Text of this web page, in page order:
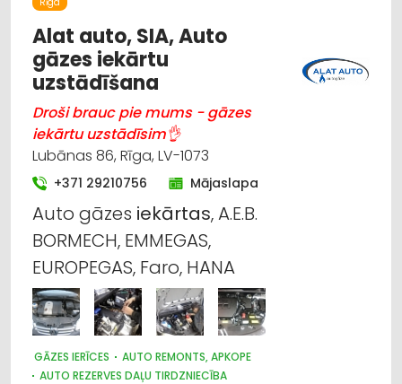
SUVENĪRI, DĀVANAS
Alat auto, SIA, Auto
gāzes iekārtu
uzstādīšana
Droši brauc pie mums - gāzes
iekārtu uzstādīsim👌
Lubānas 86, Rīga, LV-1073
+371 29210756 Mājaslapa
Auto gāzes iekārtas, A.E.B.
BORMECH, EMMEGAS,
EUROPEGAS, Faro, HANA
GĀZES IERĪCES
AUTO REMONTS, APKOPE
AUTO REZERVES DAĻU TIRDZNIECĪBA